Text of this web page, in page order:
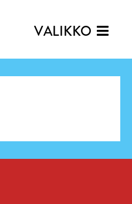
VALIKKO